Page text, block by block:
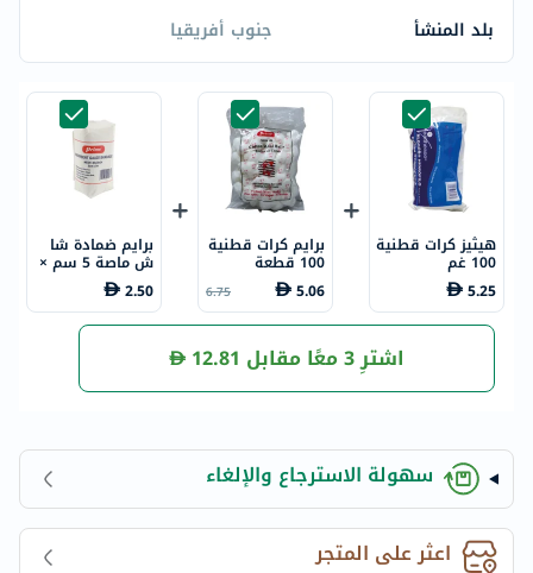
بلد المنشأ جنوب أفريقيا
هيثيز كرات قطنية
100 غم
5.25
برايم كرات قطنية
100 قطعة
5.06
6.75
برايم ضمادة شا
ش ماصة 5 سم ×
5 متر
2.50
اشترِ 3 معًا مقابل 12.81
سهولة الاسترجاع والإلغاء
اعثر على المتجر